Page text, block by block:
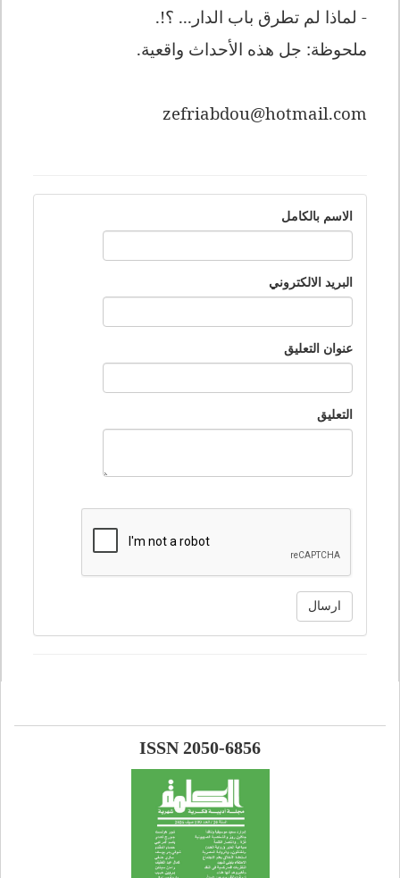
- لماذا لم تطرق باب الدار... ؟!
.
ملحوظة: جل هذه الأحداث واقعية.
zefriabdou@hotmail.com
الاسم بالكامل
البريد الالكتروني
عنوان التعليق
التعليق
ارسال
ISSN 2050-6856